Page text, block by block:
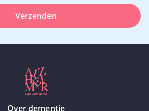
Verzenden
Over dementie